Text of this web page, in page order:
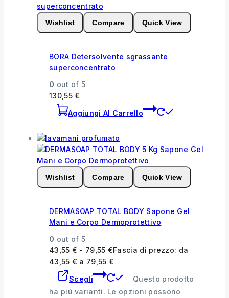
Wishlist Compare Quick View
BORA Detersolvente sgrassante
superconcentrato
0 out of 5
130,55 €
Aggiungi Al Carrello
Wishlist Compare Quick View
DERMASOAP TOTAL BODY Sapone Gel
Mani e Corpo Dermoprotettivo
0 out of 5
43,55 € - 79,55 €Fascia di prezzo: da
43,55 € a 79,55 €
Scegli
Questo prodotto
ha più varianti. Le opzioni possono